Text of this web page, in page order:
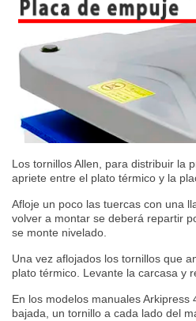
Los tornillos Allen, para distribuir la
apriete entre el plato térmico y la
Afloje un poco las tuercas con una
volver a montar se deberá repartir
se monte nivelado.
Una vez aflojados los tornillos que
plato térmico. Levante la carcasa y
En los modelos manuales
bajada, un tornillo a cada lado del